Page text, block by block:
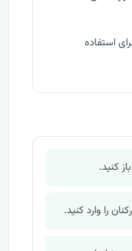
استفاده
را وارد کنید.